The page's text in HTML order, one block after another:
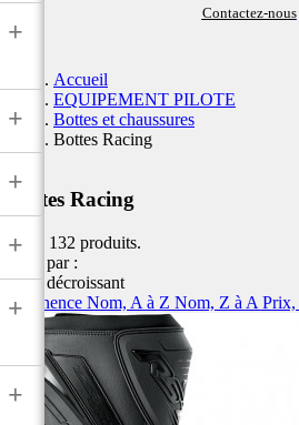
+
+
+
+
+
+
Contactez-nous
Accueil
EQUIPEMENT PILOTE
Bottes et chaussures
Bottes Racing
Bottes Racing
Il y a 132 produits.
Trier par :
Prix, décroissant
Pertinence Nom, A à Z Nom, Z à A Prix,